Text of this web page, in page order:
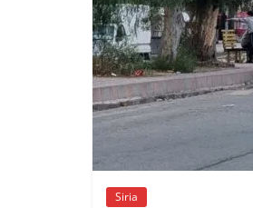
Siria